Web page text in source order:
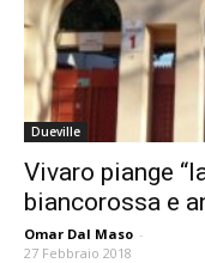
Dueville
Vivaro piange
biancorossa e
Omar Dal Maso -
27 Febbraio 2018